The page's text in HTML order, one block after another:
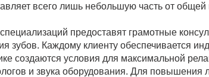
всего лишь небольшую часть от общей
предоставят грамотные
зубов. Каждому клиенту обеспечивается
создаются условия для максимальной
и звука оборудования. Для повышения